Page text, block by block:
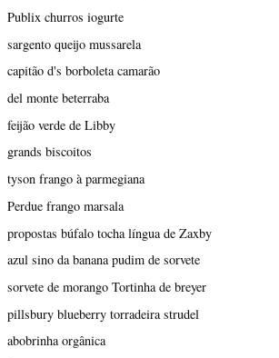
Publix churros iogurte
sargento queijo mussarela
capitão d's borboleta camarão
del monte beterraba
feijão verde de Libby
grands biscoitos
tyson frango à parmegiana
Perdue frango marsala
propostas búfalo tocha língua de Zaxby
azul sino da banana pudim de sorvete
sorvete de morango Tortinha de breyer
pillsbury blueberry torradeira strudel
abobrinha orgânica